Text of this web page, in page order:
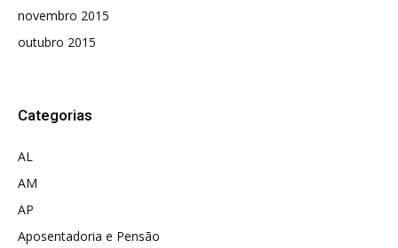
novembro 2015
outubro 2015
Categorias
AL
AM
AP
Aposentadoria e Pensão